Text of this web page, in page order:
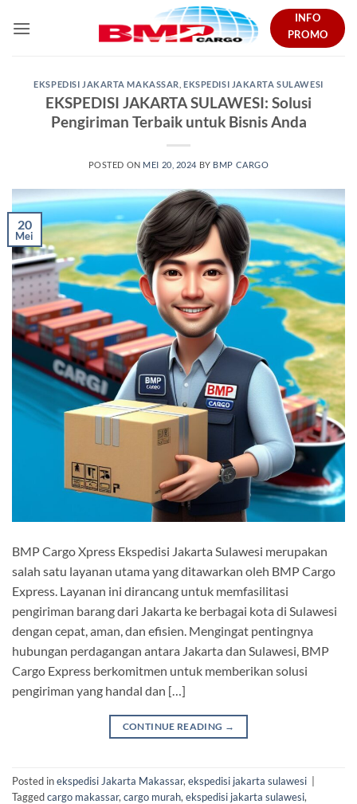
INFO
PROMO
EKSPEDISI JAKARTA MAKASSAR ,EKSPEDISI JAKARTA SULAWESI
EKSPEDISI JAKARTA SULAWESI: Solusi
Pengiriman Terbaik untuk Bisnis Anda
POSTED ON MEI 20, 2024 BY BMP CARGO
20
Mei
BMP Cargo Xpress Ekspedisi Jakarta Sulawesi merupakan
salah satu layanan utama yang ditawarkan oleh BMP Cargo
Express. Layanan ini dirancang untuk memfasilitasi
pengiriman barang dari Jakarta ke berbagai kota di Sulawesi
dengan cepat, aman, dan efisien. Mengingat pentingnya
hubungan perdagangan antara Jakarta dan Sulawesi, BMP
Cargo Express berkomitmen untuk memberikan solusi
pengiriman yang handal dan […]
CONTINUE READING →
Posted inekspedisi Jakarta Makassar, ekspedisi jakarta sulawesi
Taggedcargo makassar, cargo murah, ekspedisi jakarta sulawesi,